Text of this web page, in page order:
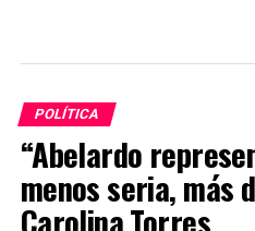
POLÍTICA
“Abelardo
menos seria, más
Carolina Torres